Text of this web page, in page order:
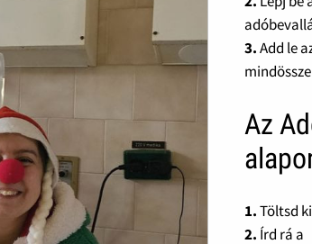
3.Add le
mindössze
Az
1.Töltsd
2. Írd rá a